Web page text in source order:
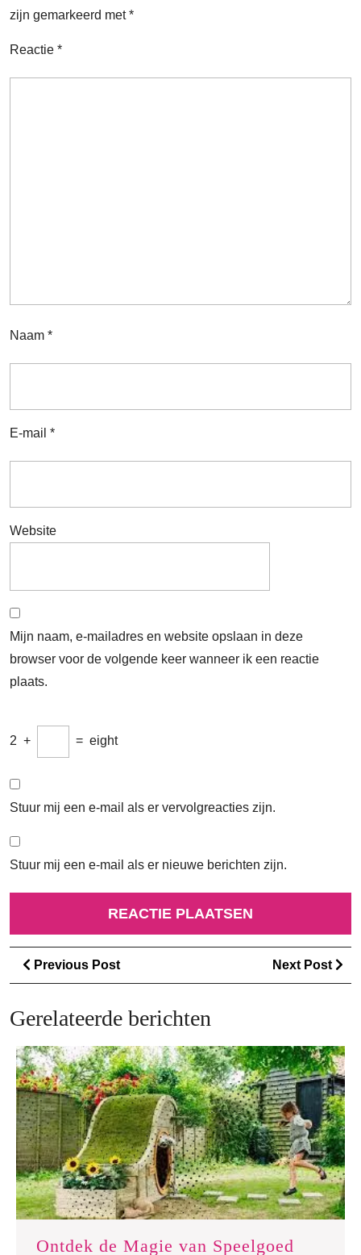
zijn gemarkeerd met*
Reactie *
Naam *
E-mail *
Website
Mijn naam, e-mailadres en website opslaan in deze
browser voor de volgende keer wanneer ik een reactie
plaats.
2 + = eight
Stuur mij een e-mail als er vervolgreacties zijn.
Stuur mij een e-mail als er nieuwe berichten zijn.
Berichtnavigatie
Previous PostPrevious
Post
Next Post
Gerelateerde berichten
Ontdek de Magie van Speelgoed